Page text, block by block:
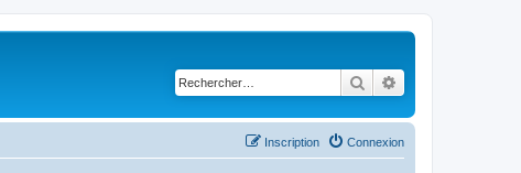
Rechercher
Connexion
Inscription